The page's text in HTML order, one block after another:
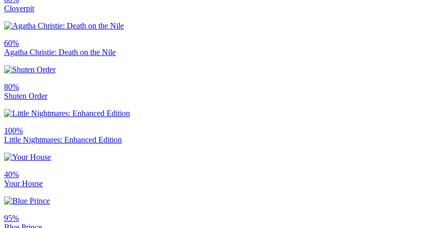
Cloverpit
60%
Agatha Christie: Death on the Nile
80%
Shuten Order
100%
Little Nightmares: Enhanced Edition
40%
Your House
95%